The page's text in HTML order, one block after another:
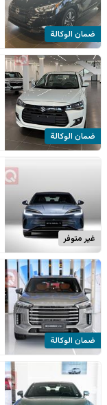
ضمان الوكالة
ضمان الوكالة
غير متوفر
ضمان الوكالة